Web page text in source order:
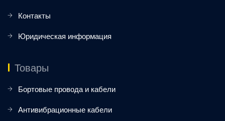
Контакты
Юридическая информация
Товары
Бортовые провода и кабели
Антивибрационные кабели